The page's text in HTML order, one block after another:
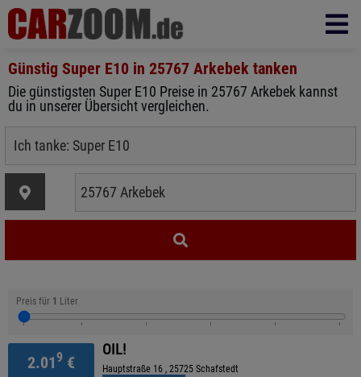
Günstig Super E10 in 25767 Arkebek tanken
Die günstigsten Super E10 Preise in 25767 Arkebek kannst
du in unserer Übersicht vergleichen.
Preis für 1 Liter
2.019 €
OIL!
Hauptstraße 16 , 25725 Schafstedt